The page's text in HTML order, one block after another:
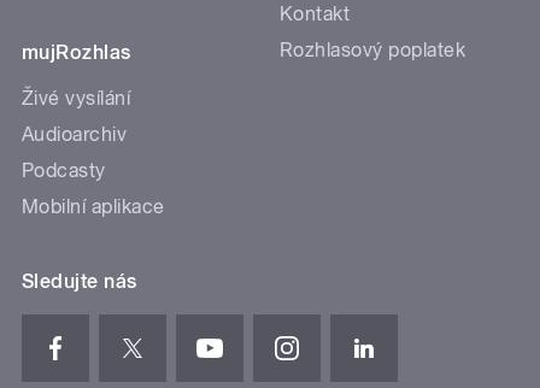
mujRozhlas
Živé vysílání
Audioarchiv
Podcasty
Mobilní aplikace
Kontakt
Rozhlasový poplatek
Sledujte nás